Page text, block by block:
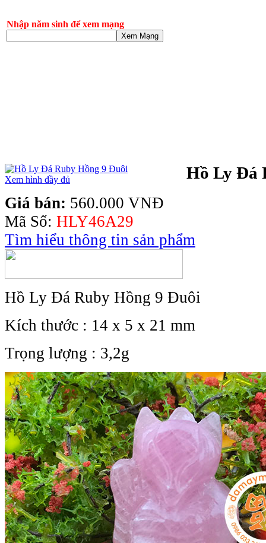
Nhập năm sinh để xem mạng
Xem Mạng
Xem hình đầy đủ Hồ Ly Đá
Giá bán: 560.000 VNĐ
Mã Số: HLY46A29
Tìm hiểu thông tin sản phẩm
Hồ Ly Đá Ruby Hồng 9 Đuôi
Kích thước : 14 x 5 x 21 mm
Trọng lượng : 3,2g